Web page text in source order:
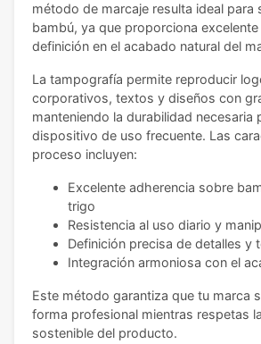
método de marcaje resulta ideal para
bambú, ya que proporciona
definición en el acabado natural del
La tampografía permite reproducir
corporativos, textos y diseños con
manteniendo la durabilidad necesaria
dispositivo de uso frecuente. Las
proceso incluyen:
Excelente adherencia sobre
trigo
Resistencia al uso diario y
Definición precisa de detalles y
Integración armoniosa con el
Este método garantiza que tu marca
forma profesional mientras respetas
sostenible del producto.